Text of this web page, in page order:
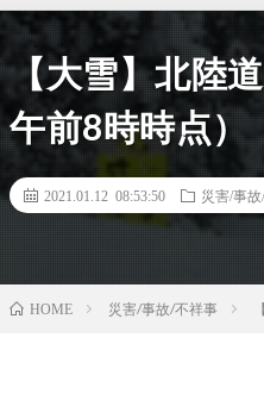
【大雪】北陸
午前8時時点）
2021.01.12 08:53:50 災害/事
HOME 災害/事故/不祥事